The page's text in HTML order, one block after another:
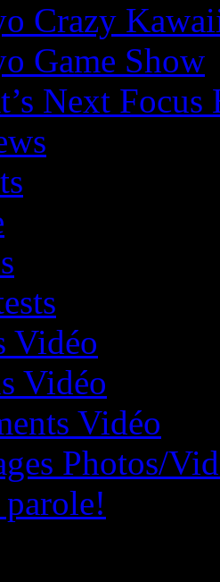
Crazy
Game Show
Next
Vidéo
Vidéo
Vidéo
Photos/